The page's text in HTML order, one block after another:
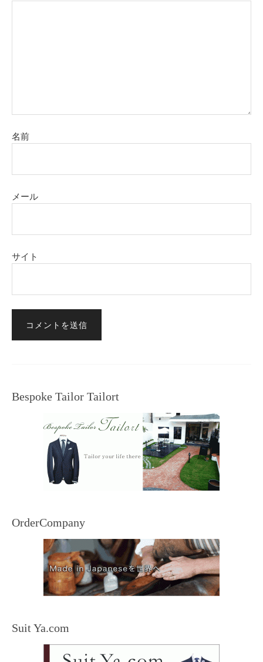
名前
メール
サイト
Bespoke Tailor Tailort
OrderCompany
Suit Ya.com